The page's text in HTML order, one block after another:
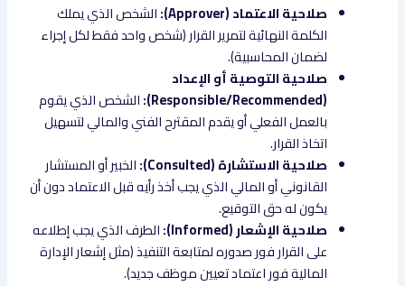
صلاحية الاعتماد (Approver):
الشخص الذي يملك
الكلمة النهائية لتمرير القرار (شخص واحد فقط لكل إجراء
لضمان المحاسبية).
صلاحية التوصية أو الإعداد
(Responsible/Recommended):
الشخص الذي يقوم
بالعمل الفعلي أو يقدم المقترح الفني والمالي لتسهيل
اتخاذ القرار.
صلاحية الاستشارة (Consulted):
الخبير أو المستشار
القانوني أو المالي الذي يجب أخذ رأيه قبل الاعتماد دون أن
يكون له حق التوقيع.
صلاحية الإشعار (Informed):
الطرف الذي يجب إطلاعه
على القرار فور صدوره لمتابعة التنفيذ (مثل إشعار الإدارة
المالية فور اعتماد تعيين موظف جديد).